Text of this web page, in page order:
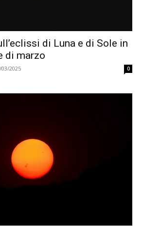
di Luna e di Sole in
di marzo
03/2025 0